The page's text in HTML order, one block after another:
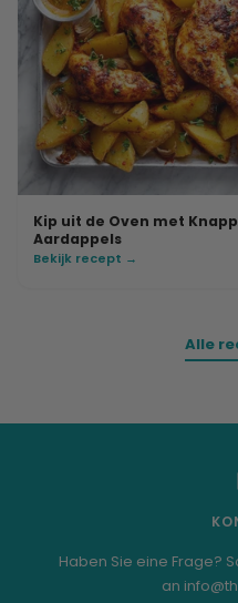
Kip uit de Oven met
Aardappels
Bekijk recept →
Alle
Haben Sie eine Frage?
an